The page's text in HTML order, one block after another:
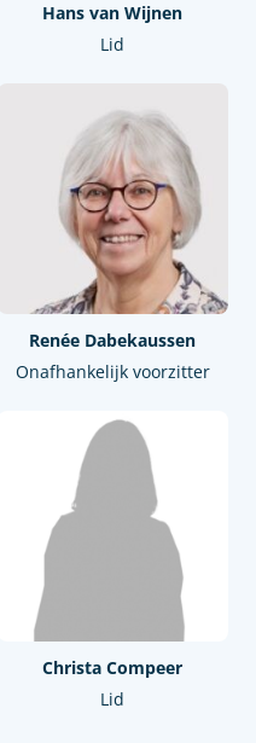
Hans van Wijnen
Lid
Renée Dabekaussen
Onafhankelijk voorzitter
Christa Compeer
Lid